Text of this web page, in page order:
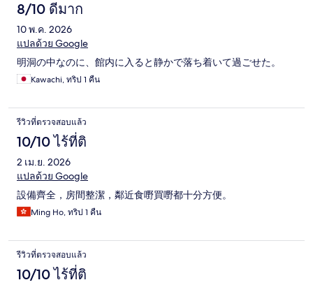
8/10 ดีมาก
10 พ.ค. 2026
แปลด้วย Google
明洞の中なのに、館内に入ると静かで落ち着いて過ごせた。
Kawachi, ทริป 1 คืน
รีวิวที่ตรวจสอบแล้ว
10/10 ไร้ที่ติ
2 เม.ย. 2026
แปลด้วย Google
設備齊全，房間整潔，鄰近食嘢買嘢都十分方便。
Ming Ho, ทริป 1 คืน
รีวิวที่ตรวจสอบแล้ว
10/10 ไร้ที่ติ